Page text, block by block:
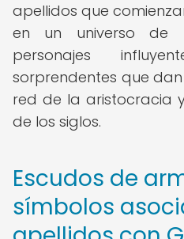
apellidos que
en un universo de
personajes
sorprendentes que
red de la aristocracia
de los siglos.
Escudos de
símbolos